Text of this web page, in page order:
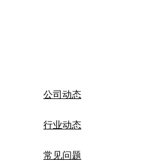
公司动态
行业动态
常见问题